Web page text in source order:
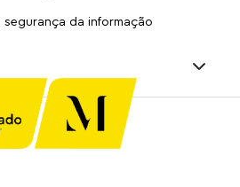
da informação